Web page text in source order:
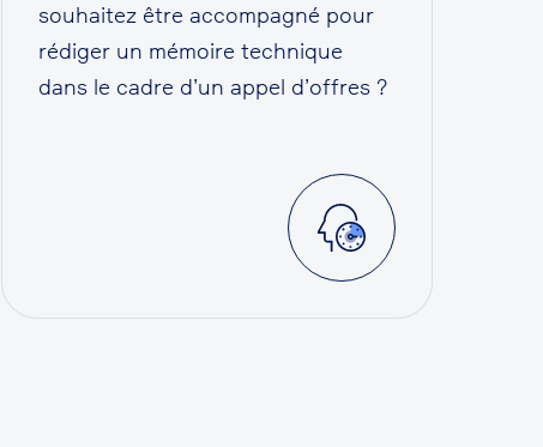
souhaitez être accompagné pour
rédiger un mémoire technique
dans le cadre d’un appel d’offres ?